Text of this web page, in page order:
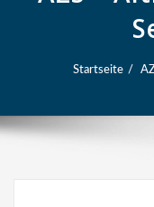
Startseite